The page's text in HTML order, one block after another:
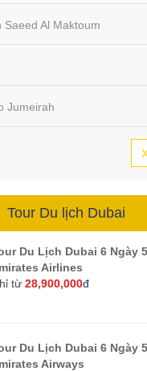
Saeed Al Maktoum
Jumeirah
Tour Du lịch Dubai
Du Lịch Dubai 6 Ngày
Airlines
từ 28,900,000đ
Du Lịch Dubai 6 Ngày
Airways